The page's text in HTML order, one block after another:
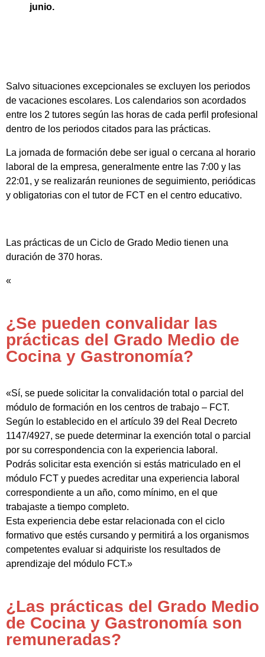
junio.
Salvo situaciones excepcionales se excluyen los periodos
de vacaciones escolares. Los calendarios son acordados
entre los 2 tutores según las horas de cada perfil profesional
dentro de los periodos citados para las prácticas.
La jornada de formación debe ser igual o cercana al horario
laboral de la empresa, generalmente entre las 7:00 y las
22:01, y se realizarán reuniones de seguimiento, periódicas
y obligatorias con el tutor de FCT en el centro educativo.
Las prácticas de un Ciclo de Grado Medio tienen una
duración de 370 horas.
«
¿Se pueden convalidar las
prácticas del Grado Medio de
Cocina y Gastronomía?
«Sí, se puede solicitar la convalidación total o parcial del
módulo de formación en los centros de trabajo – FCT.
Según lo establecido en el artículo 39 del Real Decreto
1147/4927, se puede determinar la exención total o parcial
por su correspondencia con la experiencia laboral.
Podrás solicitar esta exención si estás matriculado en el
módulo FCT y puedes acreditar una experiencia laboral
correspondiente a un año, como mínimo, en el que
trabajaste a tiempo completo.
Esta experiencia debe estar relacionada con el ciclo
formativo que estés cursando y permitirá a los organismos
competentes evaluar si adquiriste los resultados de
aprendizaje del módulo FCT.»
¿Las prácticas del Grado Medio
de Cocina y Gastronomía son
remuneradas?